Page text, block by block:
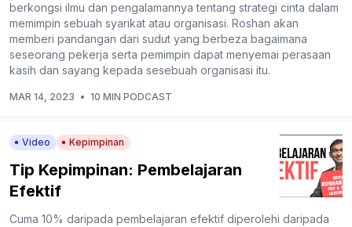
berkongsi ilmu dan pengalamannya tentang strategi cinta dalam
memimpin sebuah syarikat atau organisasi. Roshan akan
memberi pandangan dari sudut yang berbeza bagaimana
seseorang pekerja serta pemimpin dapat menyemai perasaan
kasih dan sayang kepada sesebuah organisasi itu.
MAR 14, 2023 • 10 MIN PODCAST
Video Kepimpinan
Tip Kepimpinan: Pembelajaran
Efektif
Cuma 10% daripada pembelajaran efektif diperolehi daripada